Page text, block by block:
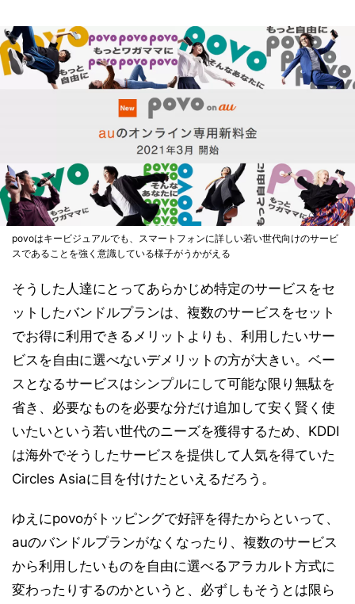
povoはキービジュアルでも、スマートフォンに詳しい若い世代向けのサービ
スであることを強く意識している様子がうかがえる
そうした人達にとってあらかじめ特定のサービスをセ
ットしたバンドルプランは、複数のサービスをセット
でお得に利用できるメリットよりも、利用したいサー
ビスを自由に選べないデメリットの方が大きい。ベー
スとなるサービスはシンプルにして可能な限り無駄を
省き、必要なものを必要な分だけ追加して安く賢く使
いたいという若い世代のニーズを獲得するため、KDDI
は海外でそうしたサービスを提供して人気を得ていた
Circles Asiaに目を付けたといえるだろう。
ゆえにpovoがトッピングで好評を得たからといって、
auのバンドルプランがなくなったり、複数のサービス
から利用したいものを自由に選べるアラカルト方式に
変わったりするのかというと、必ずしもそうとは限ら